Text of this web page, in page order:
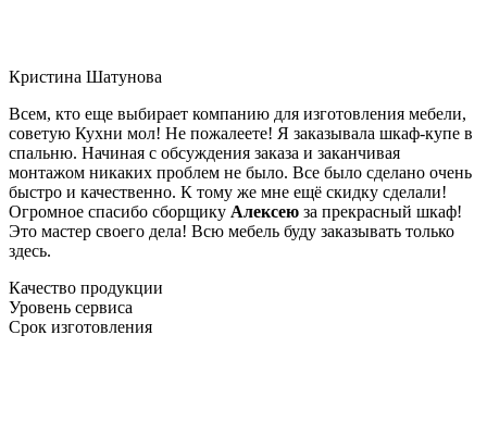
Кристина Шатунова
Всем, кто еще выбирает компанию для изготовления мебели,
советую Кухни мол! Не пожалеете! Я заказывала шкаф-купе в
спальню. Начиная с обсуждения заказа и заканчивая
монтажом никаких проблем не было. Все было сделано очень
быстро и качественно. К тому же мне ещё скидку сделали!
Огромное спасибо сборщику Алексею за прекрасный шкаф!
Это мастер своего дела! Всю мебель буду заказывать только
здесь.
Качество продукции
Уровень сервиса
Срок изготовления